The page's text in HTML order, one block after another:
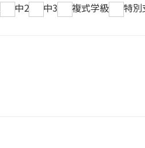
中2 中3 複式学級 特別